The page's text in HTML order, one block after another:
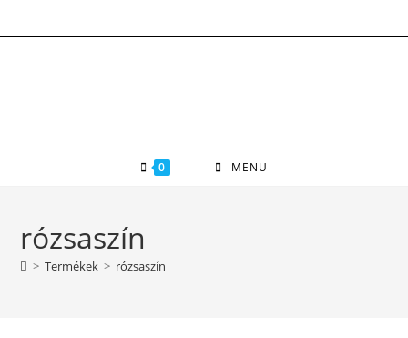
to
0 MENU
rózsaszín
> Termékek > rózsaszín